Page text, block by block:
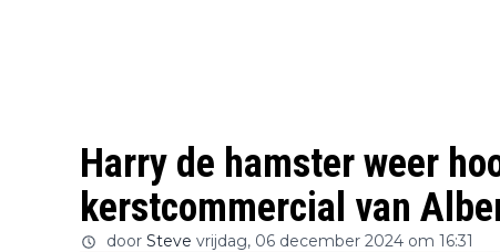
Harry de hamster weer
kerstcommercial van
door Steve vrijdag, 06 december 2024 om 16:31